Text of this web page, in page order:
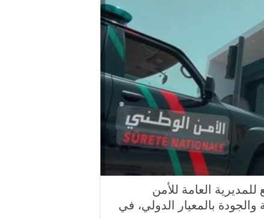
للمديرية العامة للأمن
بالمعيار الدولي، في